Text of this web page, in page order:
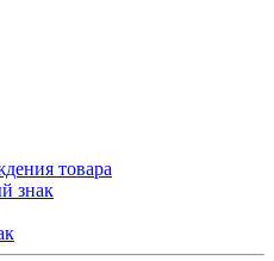
товара
знак